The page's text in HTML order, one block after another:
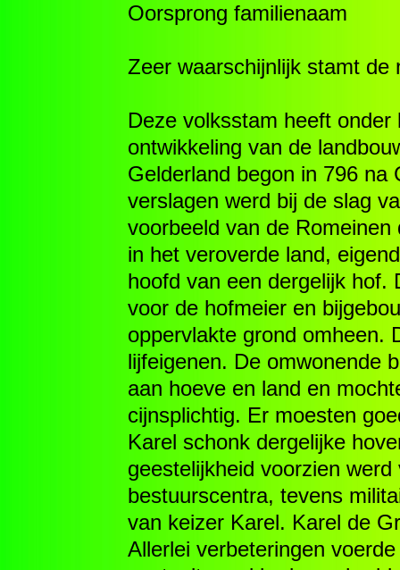
Oorsprong familienaam
Zeer waarschijnlijk stamt
Deze volksstam heeft
ontwikkeling van de
Gelderland begon in 796
verslagen werd bij de slag
voorbeeld van de
in het veroverde land,
hoofd van een dergelijk hof.
voor de hofmeier en
oppervlakte grond omheen.
lijfeigenen. De omwonende
aan hoeve en land en
cijnsplichtig. Er moesten
Karel schonk dergelijke
geestelijkheid voorzien
bestuurscentra, tevens
van keizer Karel. Karel de
Allerlei verbeteringen